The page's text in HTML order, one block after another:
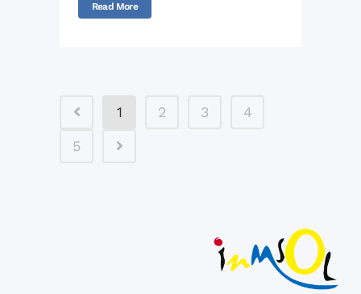
Read More
1 2 3
4
5